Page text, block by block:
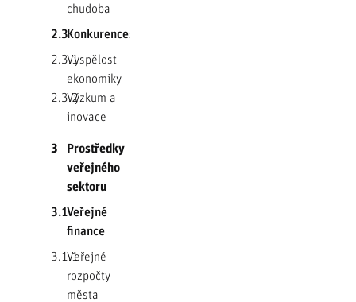
chudoba
2.3Konkurenceschopnost
2.3.1Vyspělost
ekonomiky
2.3.2Výzkum a
inovace
3
Prostředky
veřejného
sektoru
3.1Veřejné
finance
3.1.1Veřejné
rozpočty
města